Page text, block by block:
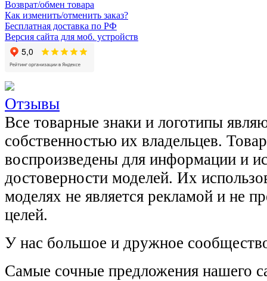
Возврат/обмен товара
Как изменить/отменить заказ?
Бесплатная доставка по РФ
Версия сайта для моб. устройств
Отзывы
Все товарные знаки и логотипы
собственностью их владельцев.
воспроизведены для информации и
достоверности моделей. Их
моделях не является рекламой и не
целей.
У нас большое и дружное
Самые сочные предложения нашего